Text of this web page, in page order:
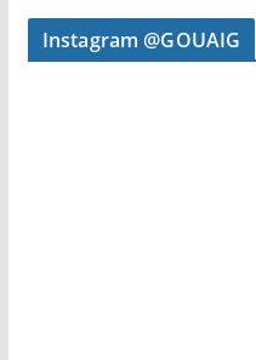
Instagram @GOUAIG